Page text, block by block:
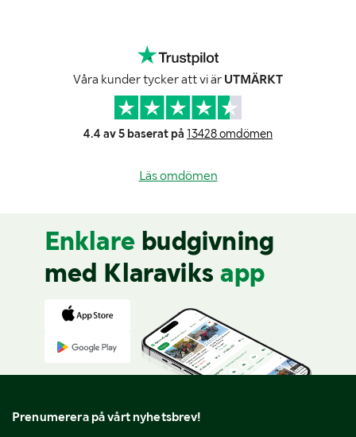
Våra kunder tycker att vi är UTMÄRKT
4.4 av 5 baserat på 13428 omdömen
Läs omdömen
Enklare budgivning
med Klaraviks app
Prenumerera på vårt nyhetsbrev!